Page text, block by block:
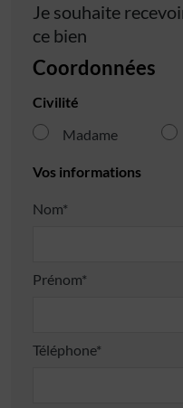
Je souhaite
ce bien
Coordonnées
Civilité
Madame
Vos informations
Nom*
Prénom*
Téléphone*